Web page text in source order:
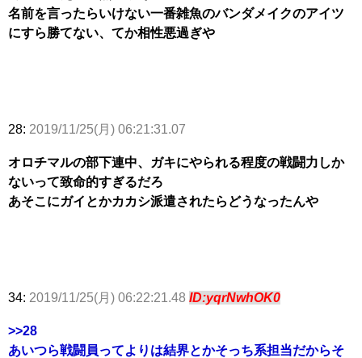
名前を言ったらいけない一番雑魚のバンダメイクのアイツ
にすら勝てない、てか相性悪過ぎや
28: 2019/11/25(月) 06:21:31.07
オロチマルの部下連中、ガキにやられる程度の戦闘力しか
ないって致命的すぎるだろ
あそこにガイとかカカシ派遣されたらどうなったんや
34: 2019/11/25(月) 06:22:21.48 ID:yqrNwhOK0
>>28
あいつら戦闘員ってよりは結界とかそっち系担当だからそ